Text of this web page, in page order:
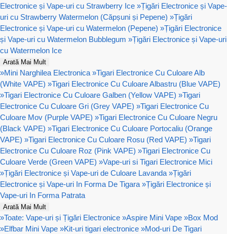
Electronice și Vape-uri cu Strawberry Ice »Țigări Electronice și Vape-
uri cu Strawberry Watermelon (Căpșuni și Pepene) »Țigări
Electronice și Vape-uri cu Watermelon (Pepene) »Țigări Electronice
și Vape-uri cu Watermelon Bubblegum »Țigări Electronice și Vape-uri
cu Watermelon Ice
Arată Mai Mult
»Mini Narghilea Electronica »Tigari Electronice Cu Culoare Alb
(White VAPE) »Tigari Electronice Cu Culoare Albastru (Blue VAPE)
»Tigari Electronice Cu Culoare Galben (Yellow VAPE) »Tigari
Electronice Cu Culoare Gri (Grey VAPE) »Tigari Electronice Cu
Culoare Mov (Purple VAPE) »Tigari Electronice Cu Culoare Negru
(Black VAPE) »Tigari Electronice Cu Culoare Portocaliu (Orange
VAPE) »Tigari Electronice Cu Culoare Rosu (Red VAPE) »Tigari
Electronice Cu Culoare Roz (Pink VAPE) »Tigari Electronice Cu
Culoare Verde (Green VAPE) »Vape-uri si Tigari Electronice Mici
»Țigări Electronice și Vape-uri de Culoare Lavanda »Țigări
Electronice și Vape-uri In Forma De Tigara »Țigări Electronice și
Vape-uri In Forma Patrata
Arată Mai Mult
»Toate: Vape-uri și Țigări Electronice »Aspire Mini Vape »Box Mod
»Elfbar Mini Vape »Kit-uri tigari electronice »Mod-uri De Tigari